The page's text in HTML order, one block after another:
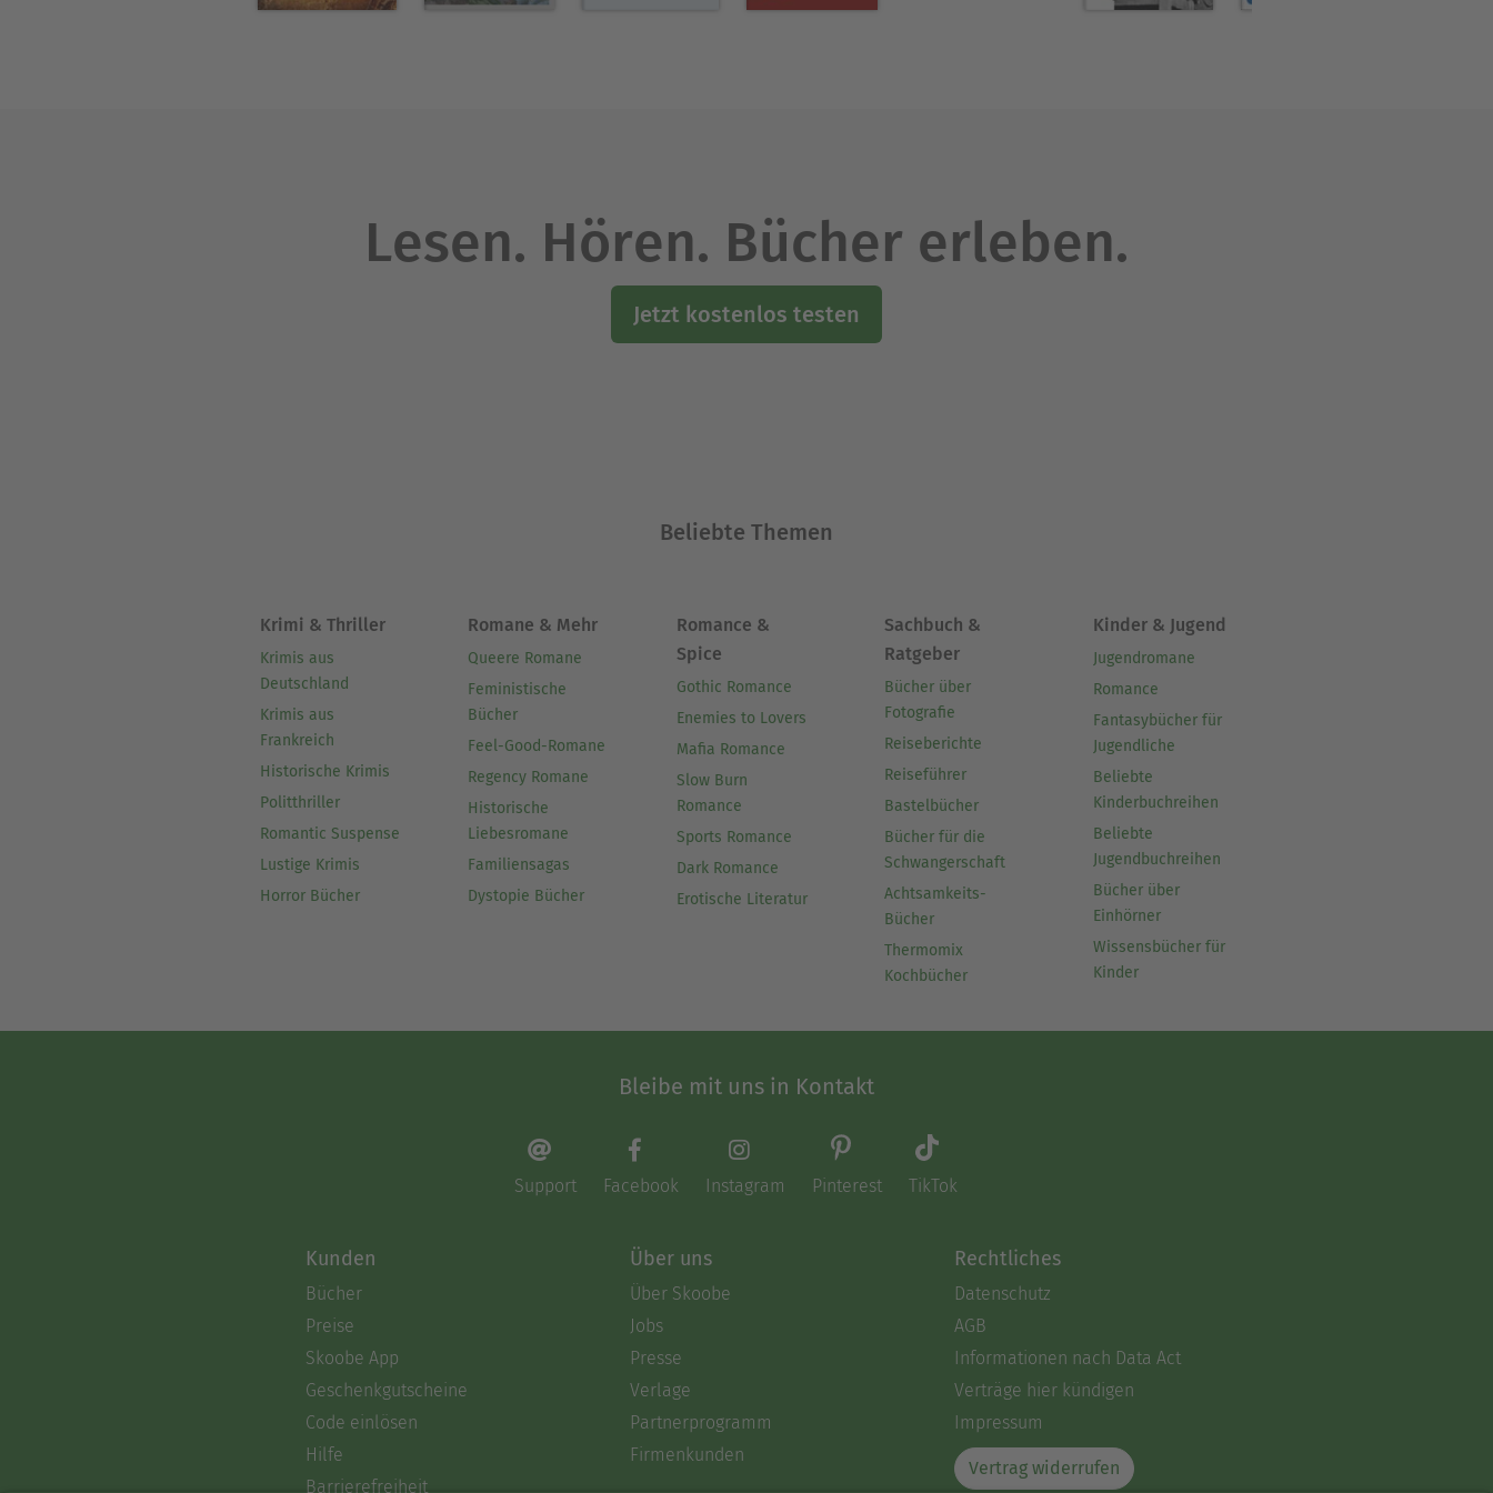
Lesen. Hören. Bücher erleben.
Jetzt kostenlos testen
Beliebte Themen
Krimi & Thriller
Krimis aus
Deutschland
Krimis aus
Frankreich
Historische Krimis
Politthriller
Romantic Suspense
Lustige Krimis
Horror Bücher
Romane & Mehr
Queere Romane
Feministische
Bücher
Feel-Good-Romane
Regency Romane
Historische
Liebesromane
Familiensagas
Dystopie Bücher
Romance &
Spice
Gothic Romance
Enemies to Lovers
Mafia Romance
Slow Burn
Romance
Sports Romance
Dark Romance
Erotische Literatur
Sachbuch &
Ratgeber
Bücher über
Fotografie
Reiseberichte
Reiseführer
Bastelbücher
Bücher für die
Schwangerschaft
Achtsamkeits-
Bücher
Thermomix
Kochbücher
Kinder & Jugend
Jugendromane
Romance
Fantasybücher für
Jugendliche
Beliebte
Kinderbuchreihen
Beliebte
Jugendbuchreihen
Bücher über
Einhörner
Wissensbücher für
Kinder
Bleibe mit uns in Kontakt
Support Facebook Instagram Pinterest TikTok
Kunden
Bücher
Preise
Skoobe App
Geschenkgutscheine
Code einlösen
Hilfe
Barrierefreiheit
Über uns
Über Skoobe
Jobs
Presse
Verlage
Partnerprogramm
Firmenkunden
Rechtliches
Datenschutz
AGB
Informationen nach Data Act
Verträge hier kündigen
Impressum
Vertrag widerrufen